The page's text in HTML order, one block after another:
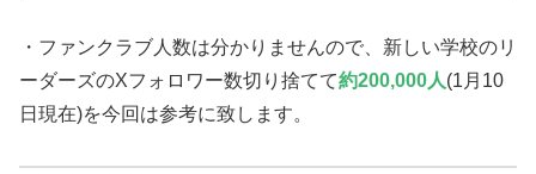
・ファンクラブ人数は分かりませんので、新しい学校のリ
ーダーズのXフォロワー数切り捨てて約200,000人(1月10
日現在)を今回は参考に致します。